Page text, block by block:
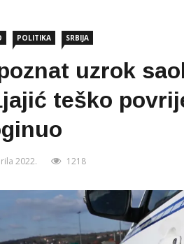
POLITIKA SRBIJA
uzrok
teško
2022. 1218